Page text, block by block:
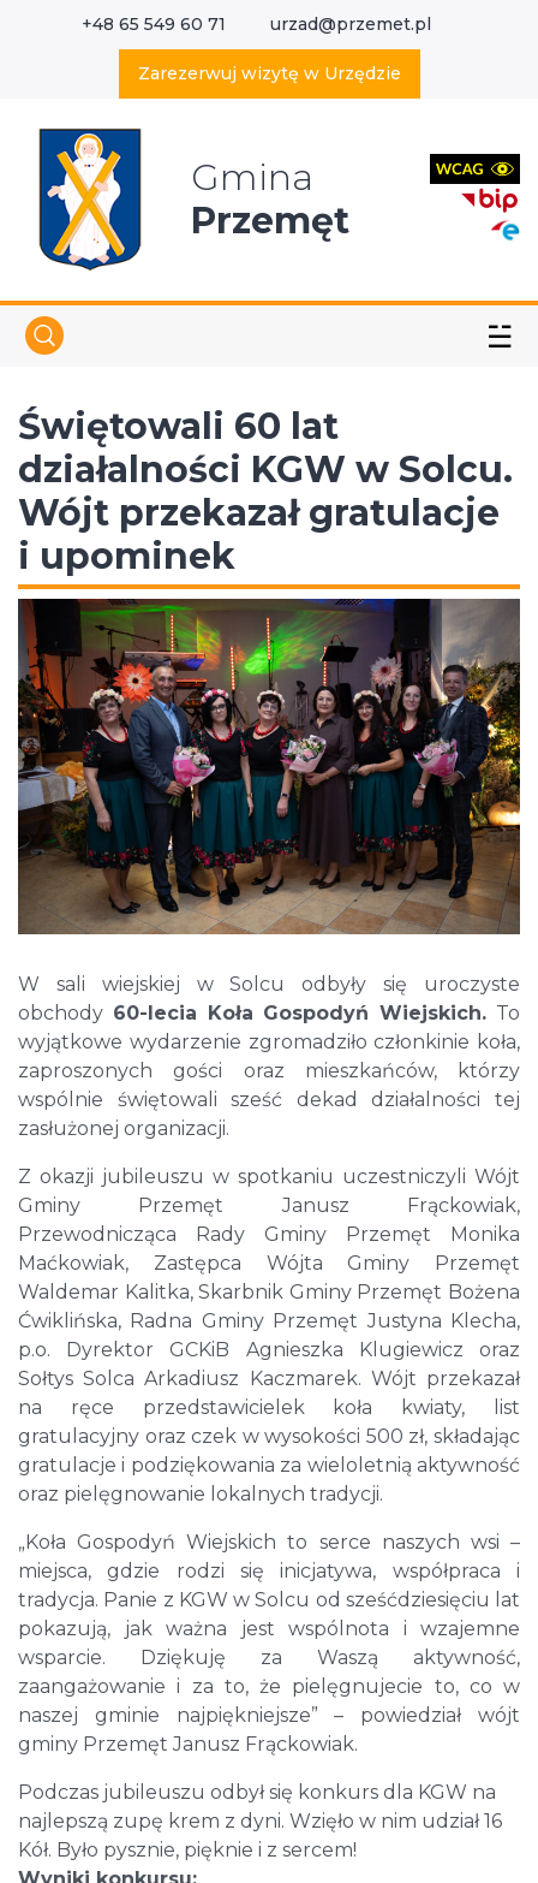
+48 65 549 60 71 urzad@przemet.pl
Zarezerwuj wizytę w Urzędzie
Gmina
Przemęt
☱
Świętowali 60 lat
działalności KGW w Solcu.
Wójt przekazał gratulacje
i upominek
W sali wiejskiej w Solcu odbyły się uroczyste
obchody 60-lecia Koła Gospodyń Wiejskich. To
wyjątkowe wydarzenie zgromadziło członkinie koła,
zaproszonych gości oraz mieszkańców, którzy
wspólnie świętowali sześć dekad działalności tej
zasłużonej organizacji.
Z okazji jubileuszu w spotkaniu uczestniczyli Wójt
Gminy Przemęt Janusz Frąckowiak,
Przewodnicząca Rady Gminy Przemęt Monika
Maćkowiak, Zastępca Wójta Gminy Przemęt
Waldemar Kalitka, Skarbnik Gminy Przemęt Bożena
Ćwiklińska, Radna Gminy Przemęt Justyna Klecha,
p.o. Dyrektor GCKiB Agnieszka Klugiewicz oraz
Sołtys Solca Arkadiusz Kaczmarek. Wójt przekazał
na ręce przedstawicielek koła kwiaty, list
gratulacyjny oraz czek w wysokości 500 zł, składając
gratulacje i podziękowania za wieloletnią aktywność
oraz pielęgnowanie lokalnych tradycji.
„Koła Gospodyń Wiejskich to serce naszych wsi –
miejsca, gdzie rodzi się inicjatywa, współpraca i
tradycja. Panie z KGW w Solcu od sześćdziesięciu lat
pokazują, jak ważna jest wspólnota i wzajemne
wsparcie. Dziękuję za Waszą aktywność,
zaangażowanie i za to, że pielęgnujecie to, co w
naszej gminie najpiękniejsze” – powiedział wójt
gminy Przemęt Janusz Frąckowiak.
Podczas jubileuszu odbył się konkurs dla KGW na
najlepszą zupę krem z dyni. Wzięło w nim udział 16
Kół. Było pysznie, pięknie i z sercem!
Wyniki konkursu:
Wyszukaj w serwisie